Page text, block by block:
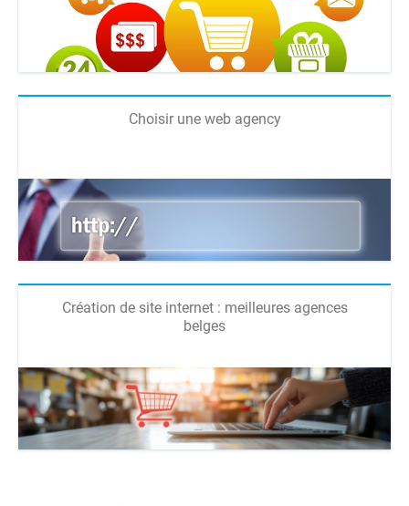
Choisir une web agency
Création de site internet : meilleures agences
belges